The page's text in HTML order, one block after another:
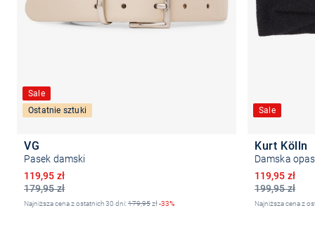
Sale
Ostatnie sztuki
VG
Pasek damski
179,95 zł
Obniżona cena
119,95 zł
Najniższa cena z ostatnich 30 dni:179,95zł-33%
Sale
Kurt Kölln
Damska
199,95 zł
Obniżona cena
119,95 zł
Najniższa cena z